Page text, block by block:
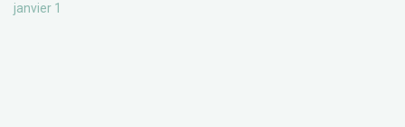
janvier 1